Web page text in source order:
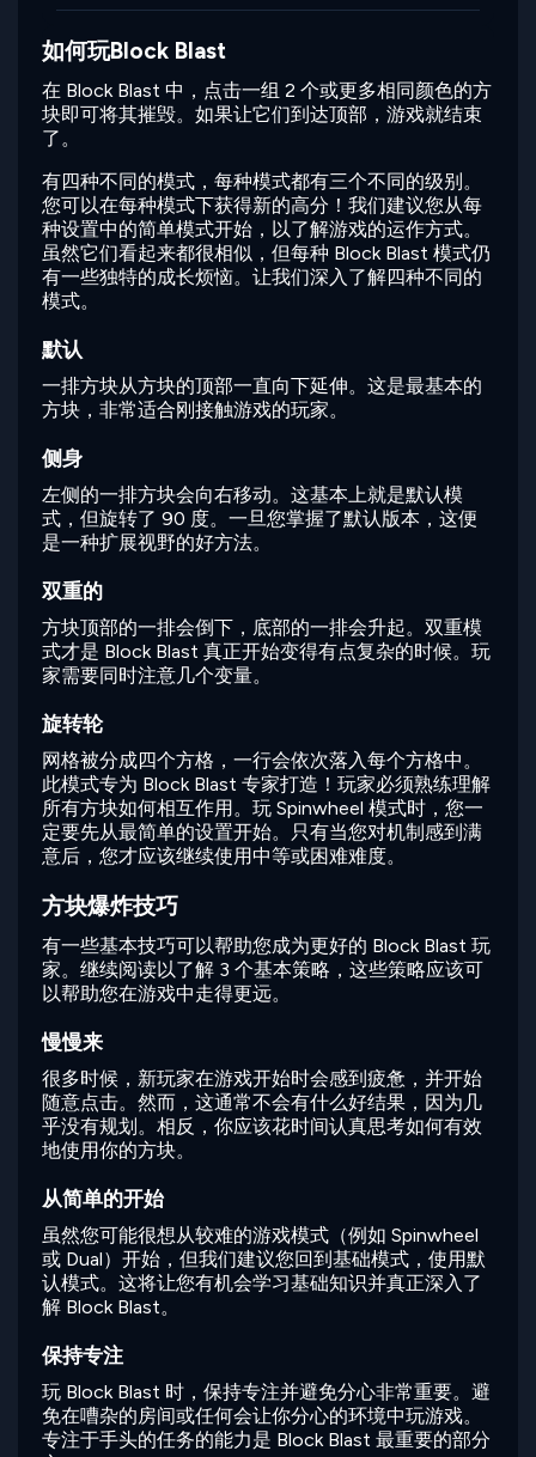
如何玩Block Blast
在 Block Blast 中，点击一组 2 个或更多相同颜色的方
块即可将其摧毁。如果让它们到达顶部，游戏就结束
了。
有四种不同的模式，每种模式都有三个不同的级别。
您可以在每种模式下获得新的高分！我们建议您从每
种设置中的简单模式开始，以了解游戏的运作方式。
虽然它们看起来都很相似，但每种 Block Blast 模式仍
有一些独特的成长烦恼。让我们深入了解四种不同的
模式。
默认
一排方块从方块的顶部一直向下延伸。这是最基本的
方块，非常适合刚接触游戏的玩家。
侧身
左侧的一排方块会向右移动。这基本上就是默认模
式，但旋转了 90 度。一旦您掌握了默认版本，这便
是一种扩展视野的好方法。
双重的
方块顶部的一排会倒下，底部的一排会升起。双重模
式才是 Block Blast 真正开始变得有点复杂的时候。玩
家需要同时注意几个变量。
旋转轮
网格被分成四个方格，一行会依次落入每个方格中。
此模式专为 Block Blast 专家打造！玩家必须熟练理解
所有方块如何相互作用。玩 Spinwheel 模式时，您一
定要先从最简单的设置开始。只有当您对机制感到满
意后，您才应该继续使用中等或困难难度。
方块爆炸技巧
有一些基本技巧可以帮助您成为更好的 Block Blast 玩
家。继续阅读以了解 3 个基本策略，这些策略应该可
以帮助您在游戏中走得更远。
慢慢来
很多时候，新玩家在游戏开始时会感到疲惫，并开始
随意点击。然而，这通常不会有什么好结果，因为几
乎没有规划。相反，你应该花时间认真思考如何有效
地使用你的方块。
从简单的开始
虽然您可能很想从较难的游戏模式（例如 Spinwheel
或 Dual）开始，但我们建议您回到基础模式，使用默
认模式。这将让您有机会学习基础知识并真正深入了
解 Block Blast。
保持专注
玩 Block Blast 时，保持专注并避免分心非常重要。避
免在嘈杂的房间或任何会让你分心的环境中玩游戏。
专注于手头的任务的能力是 Block Blast 最重要的部分